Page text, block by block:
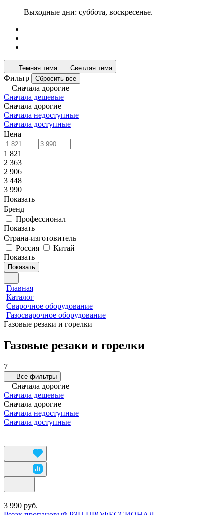
Выходные дни: суббота, воскресенье.
Темная тема Светлая тема
Фильтр Сбросить все
Сначала дорогие
Сначала дешевые
Сначала дорогие
Сначала недоступные
Сначала доступные
Цена
1 821
2 363
2 906
3 448
3 990
Показать
Бренд
Профессионал
Показать
Страна-изготовитель
Россия
Китай
Показать
Показать
Главная
Каталог
Сварочное оборудование
Газосварочное оборудование
Газовые резаки и горелки
Газовые резаки и горелки
7
Все фильтры
Сначала дорогие
Сначала дешевые
Сначала дорогие
Сначала недоступные
Сначала доступные
3 990 руб.